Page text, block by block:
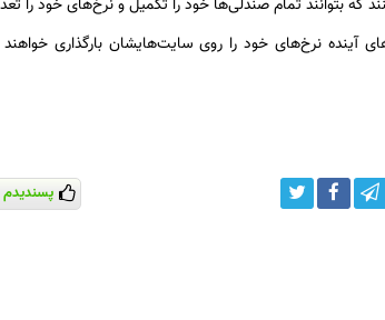
آینده نرخ‌های خود را روی سایت‌هایشان بارگذاری
پسندیدم